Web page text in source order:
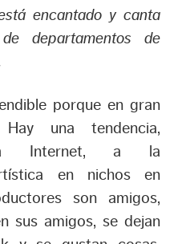
encantado y canta
departamentos de
porque en gran
una tendencia,
Internet, a la
en nichos en
son amigos,
sus amigos, se dejan